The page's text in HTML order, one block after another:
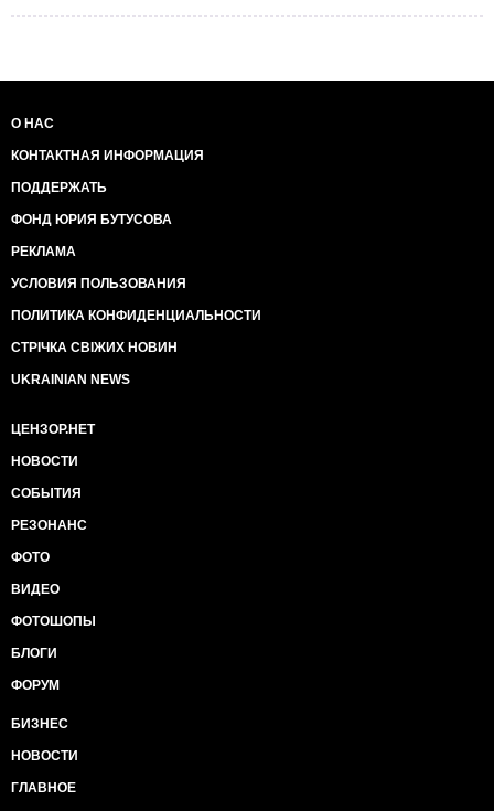
О НАС
КОНТАКТНАЯ ИНФОРМАЦИЯ
ПОДДЕРЖАТЬ
ФОНД ЮРИЯ БУТУСОВА
РЕКЛАМА
УСЛОВИЯ ПОЛЬЗОВАНИЯ
ПОЛИТИКА КОНФИДЕНЦИАЛЬНОСТИ
СТРІЧКА СВІЖИХ НОВИН
UKRAINIAN NEWS
ЦЕНЗОР.НЕТ
НОВОСТИ
СОБЫТИЯ
РЕЗОНАНС
ФОТО
ВИДЕО
ФОТОШОПЫ
БЛОГИ
ФОРУМ
БИЗНЕС
НОВОСТИ
ГЛАВНОЕ